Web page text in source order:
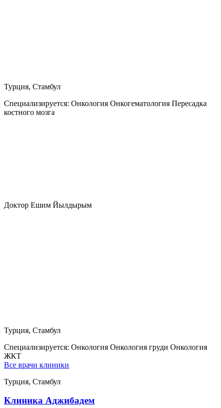
Турция, Стамбул
Специализируется: Онкология Онкогематология Пересадка
костного мозга
Доктор Ешим Йылдырым
Турция, Стамбул
Специализируется: Онкология Онкология груди Онкология
ЖКТ
Все врачи клиники
Турция, Стамбул
Клиника Аджибадем